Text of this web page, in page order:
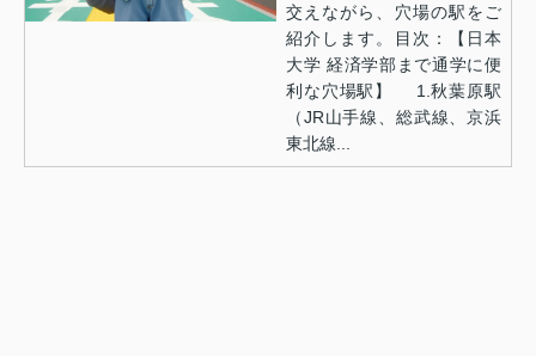
交えながら、穴場の駅をご
紹介します。目次：【日本
大学 経済学部まで通学に便
利な穴場駅】 1.秋葉原駅
（JR山手線、総武線、京浜
東北線...